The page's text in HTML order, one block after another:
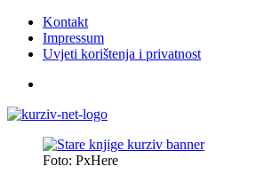
Kontakt
Impressum
Uvjeti korištenja i privatnost
Foto: PxHere